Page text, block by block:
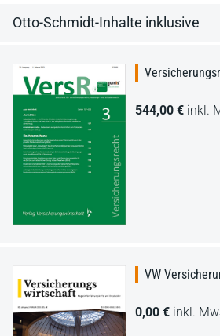
Otto-Schmidt-Inhalte inklusive
544,00 € inkl.
VW
0,00 € inkl.